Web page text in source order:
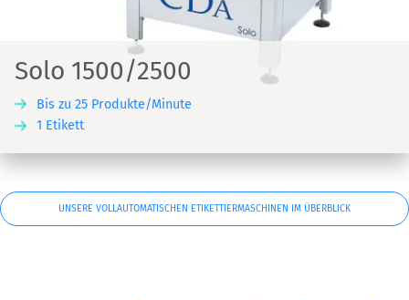
Solo 1500/2500
Bis zu 25 Produkte/Minute
1 Etikett
UNSERE VOLLAUTOMATISCHEN ETIKETTIERMASCHINEN IM ÜBERBLICK